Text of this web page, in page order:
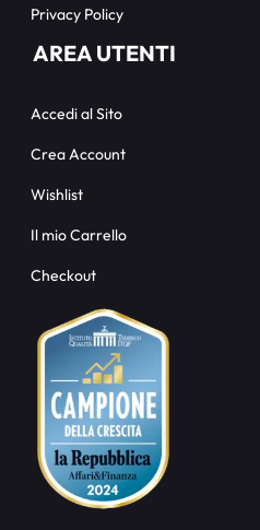
Privacy Policy
AREA UTENTI
Accedi al Sito
Crea Account
Wishlist
Il mio Carrello
Checkout